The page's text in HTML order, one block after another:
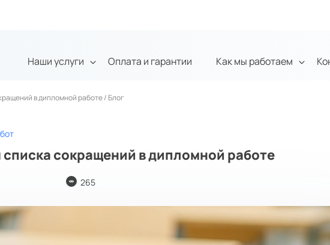
Наши услуги Оплата и гарантии Как мы работаем
в дипломной работе/ Блог
сокращений в дипломной работе
265